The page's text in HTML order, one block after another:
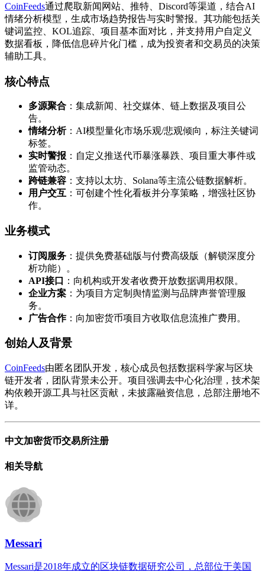
CoinFeeds通过爬取新闻网站、推特、Discord等渠道，结合AI
情绪分析模型，生成市场趋势报告与实时警报。其功能包括关
键词监控、KOL追踪、项目基本面对比，并支持用户自定义
数据看板，降低信息碎片化门槛，成为投资者和交易员的决策
辅助工具。
核心特点
多源聚合 ：集成新闻、社交媒体、链上数据及项目公
告。
情绪分析：AI模型量化市场乐观/悲观倾向，标注关键词
标签。
实时警报 ：自定义推送代币暴涨暴跌、项目重大事件或
监管动态。
跨链兼容 ：支持以太坊、Solana等主流公链数据解析。
用户交互 ：可创建个性化看板并分享策略，增强社区协
作。
业务模式
订阅服务 ：提供免费基础版与付费高级版（解锁深度分
析功能）。
API接口
：向机构或开发者收费开放数据调用权限。
企业方案 ：为项目方定制舆情监测与品牌声誉管理服
务。
广告合作：向加密货币项目方收取信息流推广费用。
创始人及背景
CoinFeeds由匿名团队开发，核心成员包括数据科学家与区块
链开发者，团队背景未公开。项目强调去中心化治理，技术架
构依赖开源工具与社区贡献，未披露融资信息，总部注册地不
详。
中文加密货币交易所注册
相关导航
Messari
Messari是2018年成立的区块链数据研究公司，总部位于美国